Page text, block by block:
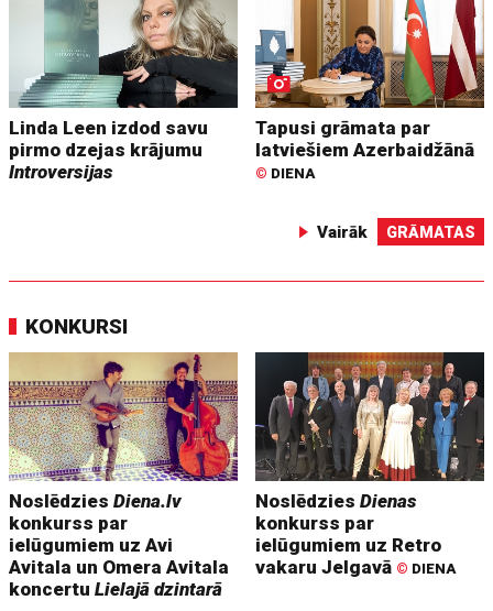
Linda Leen izdod savu
pirmo dzejas krājumu
Introversijas
Tapusi grāmata par
latviešiem Azerbaidžānā
© DIENA
Vairāk GRĀMATAS
KONKURSI
NoslēdziesDiena.lv
konkurss par
ielūgumiem uz Avi
Avitala un Omera Avitala
koncertuLielajā dzintarā
NoslēdziesDienas
konkurss par
ielūgumiem uz Retro
vakaru Jelgavā © DIENA